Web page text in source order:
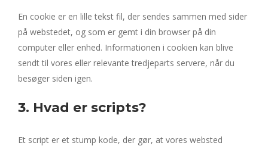
En cookie er en lille tekst fil, der sendes sammen med sider
på webstedet, og som er gemt i din browser på din
computer eller enhed. Informationen i cookien kan blive
sendt til vores eller relevante tredjeparts servere, når du
besøger siden igen.
3. Hvad er scripts?
Et script er et stump kode, der gør, at vores websted